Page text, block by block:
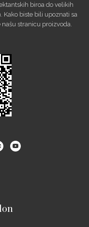
biroa do velikih
Kako biste bili upoznati sa
stranicu proizvoda.
Youtube